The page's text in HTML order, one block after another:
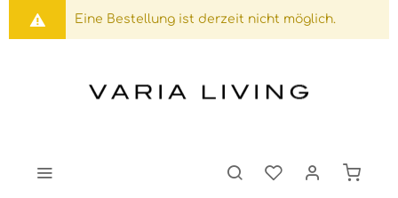
Eine Bestellung ist derzeit nicht möglich.